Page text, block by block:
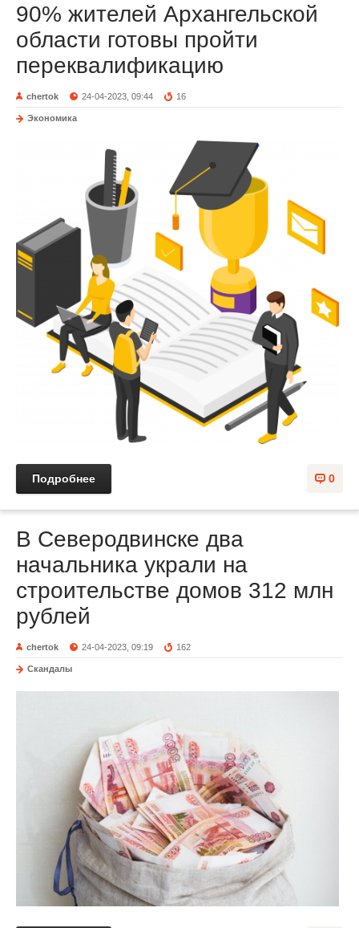
90% жителей Архангельской
области готовы пройти
переквалификацию
chertok 24-04-2023, 09:44 16
Экономика
0
Подробнее
В Северодвинске два
начальника украли на
строительстве домов 312 млн
рублей
chertok 24-04-2023, 09:19 162
Скандалы